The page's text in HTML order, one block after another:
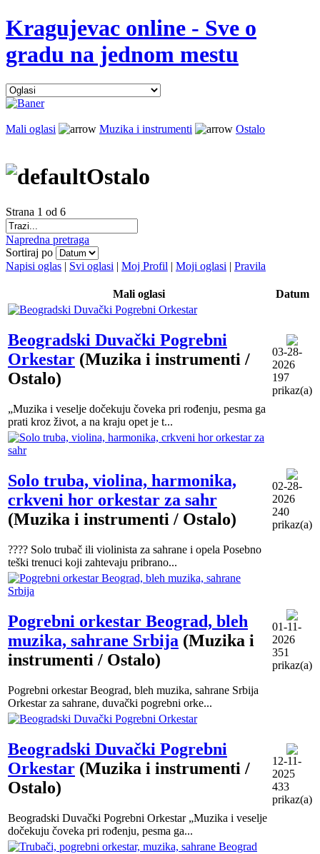
Kragujevac online - Sve o
gradu na jednom mestu
Mali oglasi Muzika i instrumenti Ostalo
Ostalo
Strana 1 od 6
Napredna pretraga
Sortiraj po
Napisi oglas | Svi oglasi | Moj Profil | Moji oglasi | Pravila
Mali oglasi Datum
Beogradski Duvački Pogrebni
Orkestar (Muzika i instrumenti /
Ostalo)
„Muzika i veselje dočekuju čoveka pri rođenju, pesma ga
prati kroz život, a na kraju opet je t...
03-28-
2026
197
prikaz(a)
Solo truba, violina, harmonika,
crkveni hor orkestar za sahr
(Muzika i instrumenti / Ostalo)
???? Solo trubač ili violinista za sahrane i opela Posebno
teški trenuci koji zahtevaju pribrano...
02-28-
2026
240
prikaz(a)
Pogrebni orkestar Beograd, bleh
muzika, sahrane Srbija (Muzika i
instrumenti / Ostalo)
Pogrebni orkestar Beograd, bleh muzika, sahrane Srbija
Orkestar za sahrane, duvački pogrebni orke...
01-11-
2026
351
prikaz(a)
Beogradski Duvački Pogrebni
Orkestar (Muzika i instrumenti /
Ostalo)
Beogradski Duvački Pogrebni Orkestar „Muzika i veselje
dočekuju čoveka pri rođenju, pesma ga...
12-11-
2025
433
prikaz(a)